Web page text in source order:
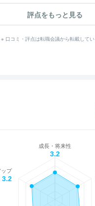
評点をもっと見る
※ 口コミ・評点は転職会議から転載してい
成長・将来性
3.2
ップ
3.2